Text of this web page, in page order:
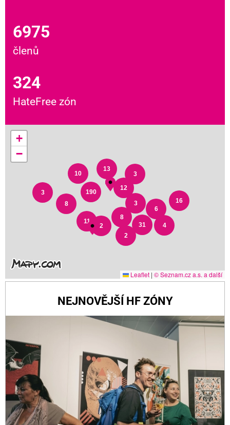
6975
členů
324
HateFree zón
3
2
16
2
6
4
8
31
3
3
13
12
10
8
11
190
+
−
Leaflet | © Seznam.cz a.s. a další
NEJNOVĚJŠÍ HF ZÓNY